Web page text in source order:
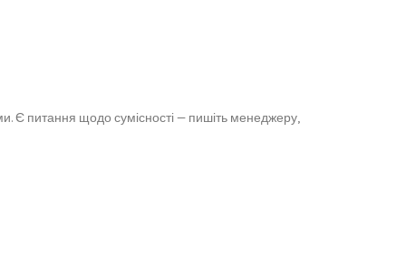
Є питання щодо сумісності — пишіть менеджеру,